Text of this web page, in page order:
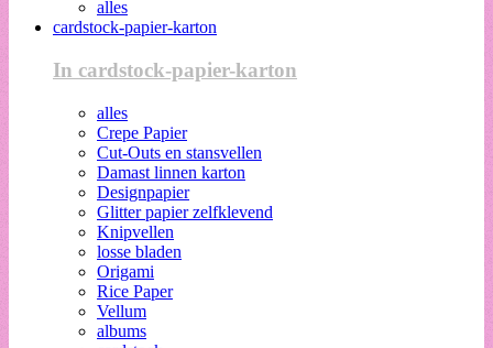
alles
cardstock-papier-karton
In cardstock-papier-karton
alles
Crepe Papier
Cut-Outs en stansvellen
Damast linnen karton
Designpapier
Glitter papier zelfklevend
Knipvellen
losse bladen
Origami
Rice Paper
Vellum
albums